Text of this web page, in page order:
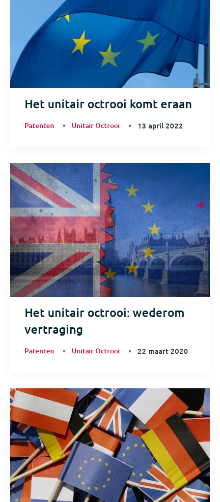
Het unitair octrooi komt eraan
Patenten Unitair Octrooi 13 april 2022
Het unitair octrooi: wederom
vertraging
Patenten Unitair Octrooi 22 maart 2020